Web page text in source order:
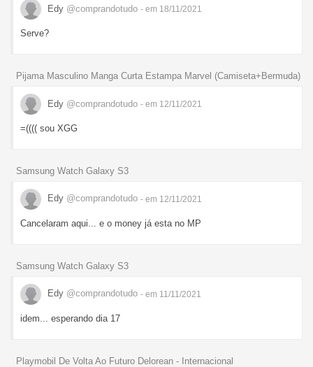
Edy @comprandotudo - em 18/11/2021
Serve?
Pijama Masculino Manga Curta Estampa Marvel (Camiseta+Bermuda)
Edy @comprandotudo - em 12/11/2021
=(((( sou XGG
Samsung Watch Galaxy S3
Edy @comprandotudo - em 12/11/2021
Cancelaram aqui... e o money já esta no MP
Samsung Watch Galaxy S3
Edy @comprandotudo - em 11/11/2021
idem... esperando dia 17
Playmobil De Volta Ao Futuro Delorean - Internacional